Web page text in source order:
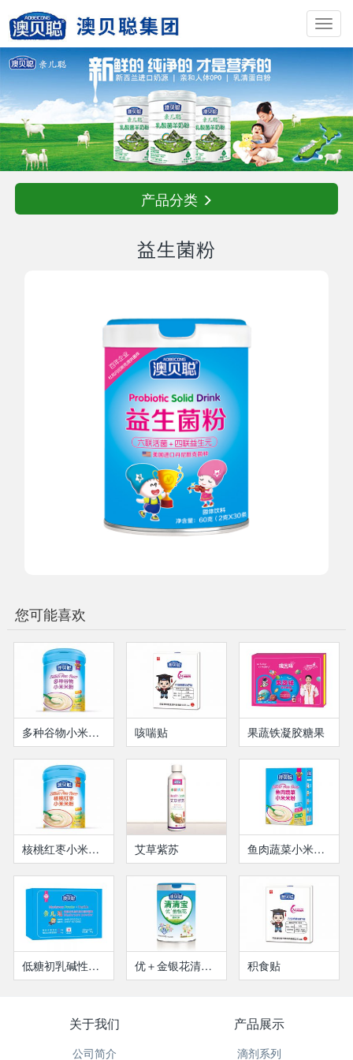
产品分类
益生菌粉
您可能喜欢
多种谷物小米米粉 咳喘贴 果蔬铁凝胶糖果
核桃红枣小米米粉 艾草紫苏 鱼肉蔬菜小米米粉
低糖初乳碱性蛋白 优＋金银花清清宝 积食贴
关于我们
公司简介
产品展示
滴剂系列